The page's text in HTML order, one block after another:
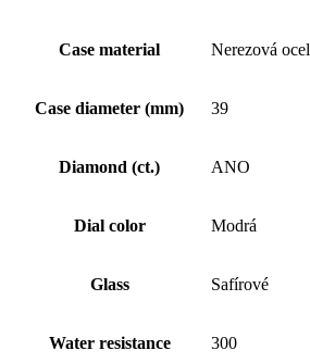
Case material Nerezová ocel
Case diameter (mm) 39
Diamond (ct.) ANO
Dial color Modrá
Glass Safírové
Water resistance 300